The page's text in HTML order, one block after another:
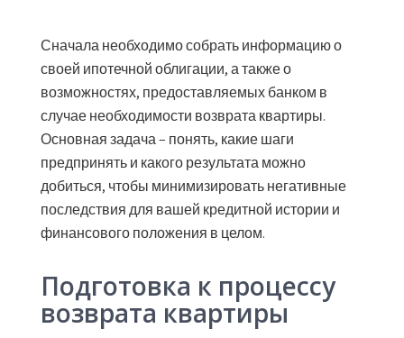
Сначала необходимо собрать информациюо
своей ипотечной облигации, а также о
возможностях, предоставляемых банком в
случае необходимости возврата квартиры.
Основная задача – понять, какие шаги
предпринять и какого результата можно
добиться, чтобы минимизировать негативные
последствия для вашей кредитной истории и
финансового положения в целом.
Подготовка к процессу
возврата квартиры